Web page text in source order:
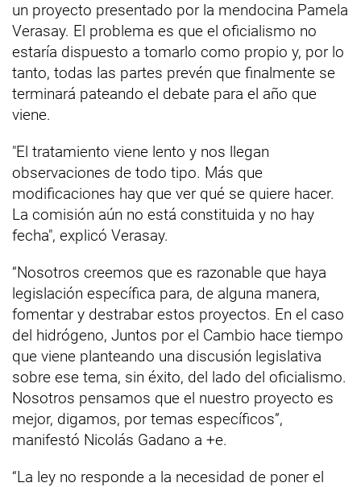
un proyecto presentado por la mendocina Pamela
Verasay. El problema es que el oficialismo no
estaría dispuesto a tomarlo como propio y, por lo
tanto, todas las partes prevén que finalmente se
terminará pateando el debate para el año que
viene.
"El tratamiento viene lento y nos llegan
observaciones de todo tipo. Más que
modificaciones hay que ver qué se quiere hacer.
La comisión aún no está constituida y no hay
fecha", explicó Verasay.
“Nosotros creemos que es razonable que haya
legislación específica para, de alguna manera,
fomentar y destrabar estos proyectos. En el caso
del hidrógeno, Juntos por el Cambio hace tiempo
que viene planteando una discusión legislativa
sobre ese tema, sin éxito, del lado del oficialismo.
Nosotros pensamos que el nuestro proyecto es
mejor, digamos, por temas específicos”,
manifestó Nicolás Gadano a +e.
“La ley no responde a la necesidad de poner el